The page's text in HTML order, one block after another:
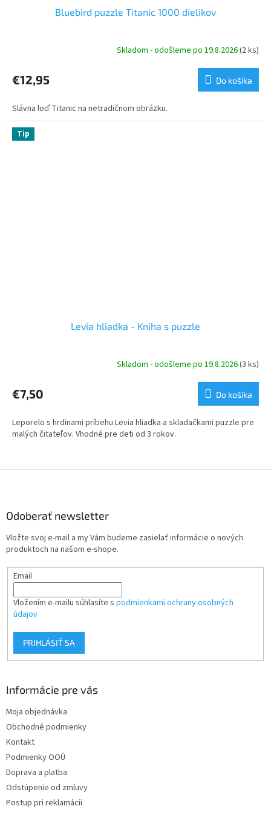
Bluebird puzzle Titanic 1000 dielikov
Skladom - odošleme po 19.8.2026(2 ks)
€12,95 Do košíka
Slávna loď Titanic na netradičnom obrázku.
Tip
Levia hliadka - Kniha s puzzle
Skladom - odošleme po 19.8.2026(3 ks)
€7,50 Do košíka
Leporelo s hrdinami príbehu Levia hliadka a skladačkami puzzle pre
malých čitateľov. Vhodné pre deti od 3 rokov.
Odoberať newsletter
Vložte svoj e-mail a my Vám budeme zasielať informácie o nových
produktoch na našom e-shope.
Email
Vložením e-mailu súhlasíte s podmienkami ochrany osobných
údajov
PRIHLÁSIŤ SA
Informácie pre vás
Moja objednávka
Obchodné podmienky
Kontakt
Podmienky OOÚ
Doprava a platba
Odstúpenie od zmluvy
Postup pri reklamácii